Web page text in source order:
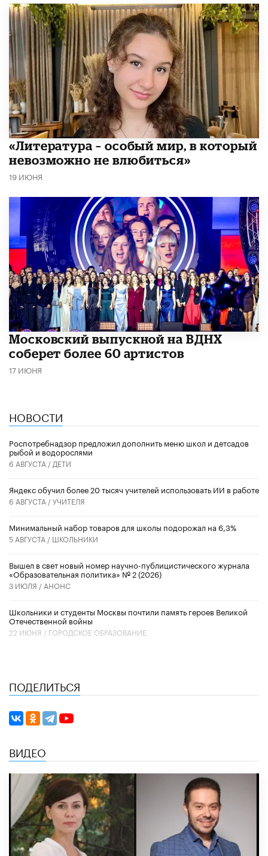
​«Литература – особый мир, в который
невозможно не влюбиться»
19 ИЮНЯ
Московский выпускной на ВДНХ
соберет более 60 артистов
17 ИЮНЯ
НОВОСТИ
Роспотребнадзор предложил дополнить меню школ и детсадов
рыбой и водорослями
6 АВГУСТА / ДЕТИ
​Яндекс обучил более 20 тысяч учителей использовать ИИ в работе
6 АВГУСТА /УЧИТЕЛЯ
Минимальный набор товаров для школы подорожал на 6,3%
5 АВГУСТА / ШКОЛЬНИКИ
Вышел в свет новый номер научно-публицистического журнала
«Образовательная политика» № 2 (2026)
3 ИЮЛЯ / АНОНС
Школьники и студенты Москвы почтили память героев Великой
Отечественной войны
22 ИЮНЯ / ГОРОДСКОЕ ОБРАЗОВАНИЕ
ПОДЕЛИТЬСЯ
ВИДЕО